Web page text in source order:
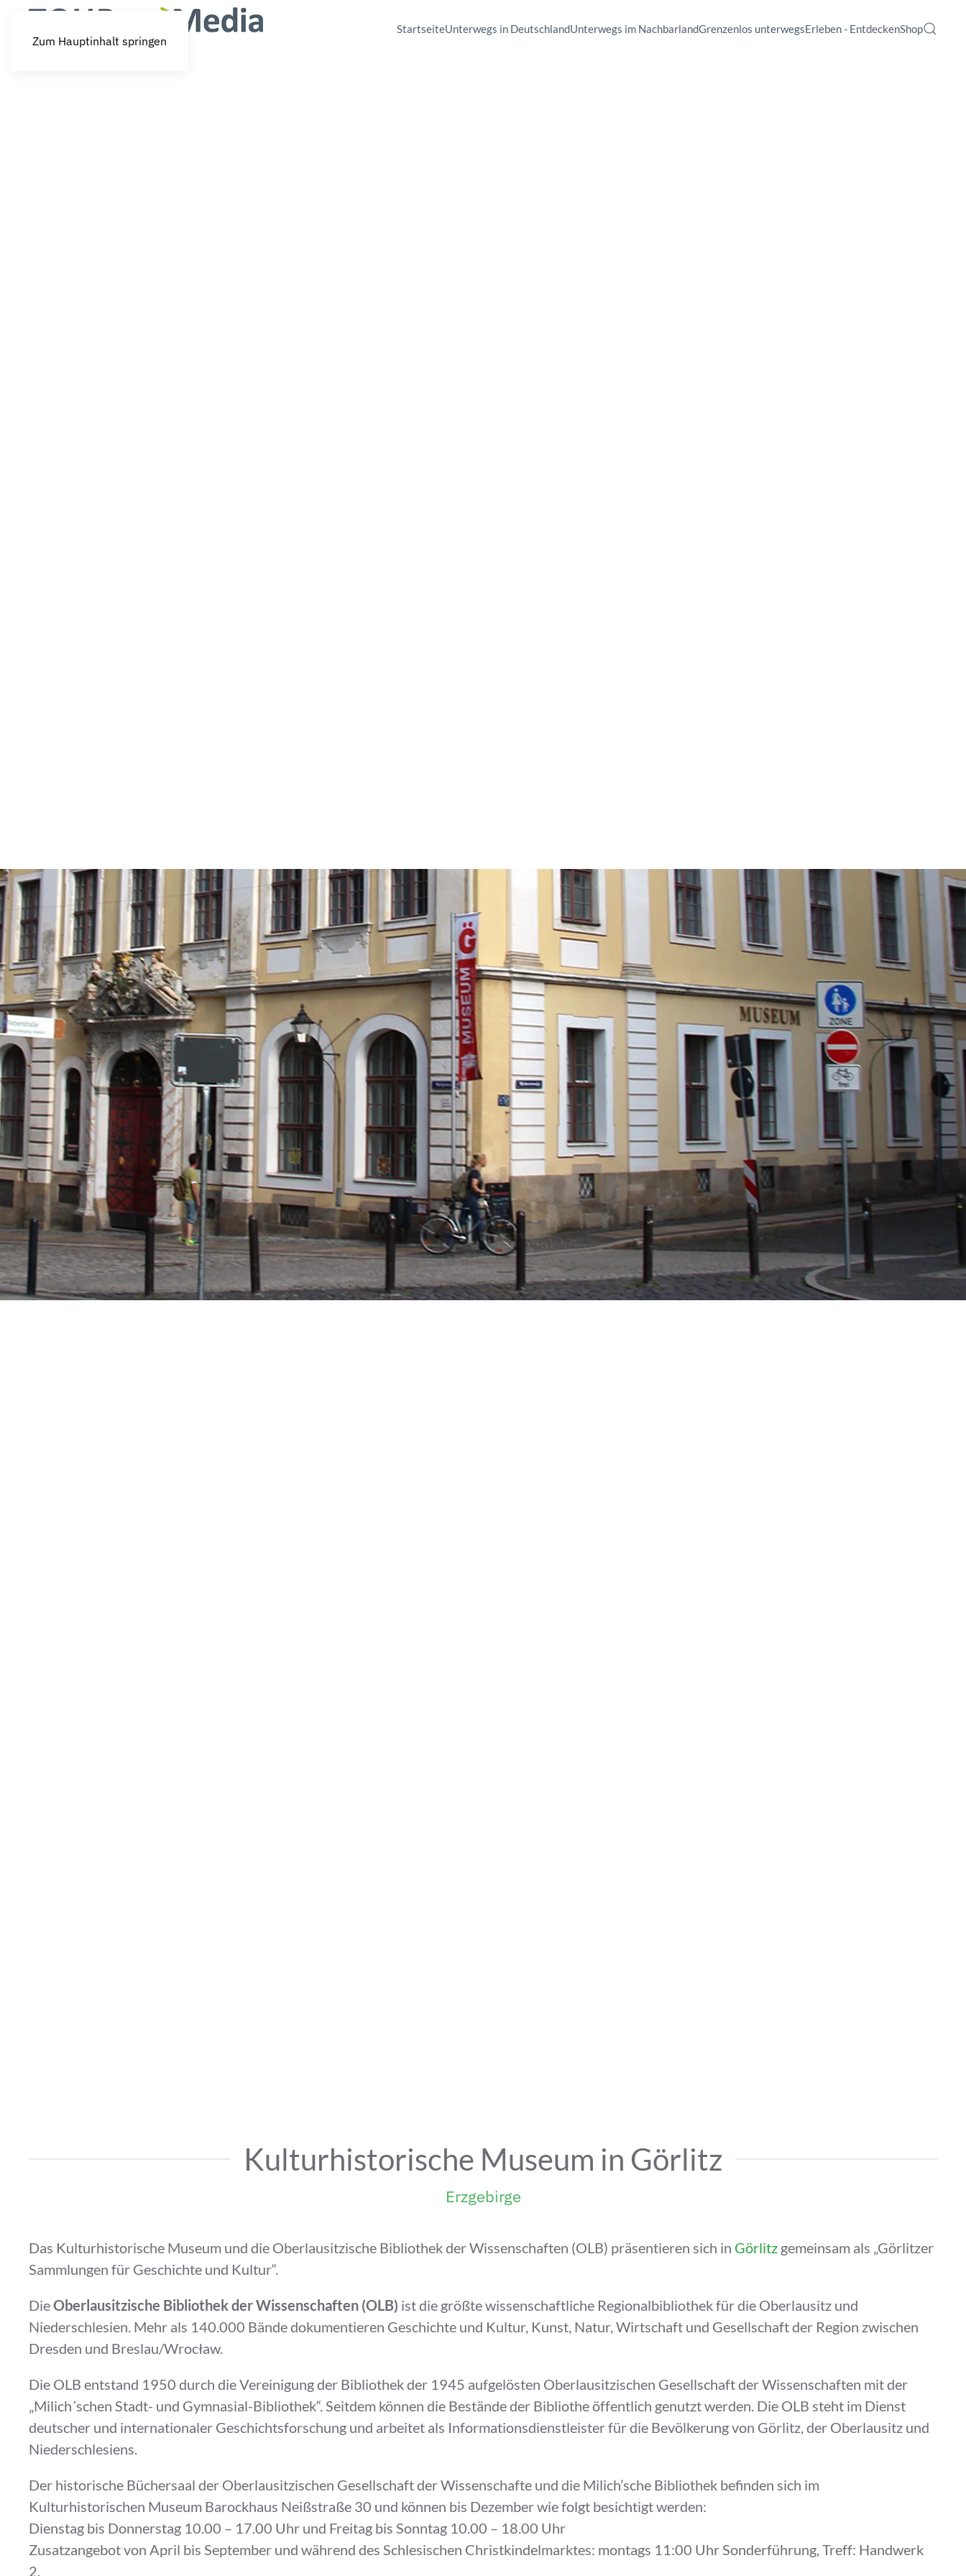
Zum Hauptinhalt springen
StartseiteUnterwegs in DeutschlandUnterwegs im NachbarlandGrenzenlos unterwegsErleben - EntdeckenShop
Kulturhistorische Museum in Görlitz
Erzgebirge
Das Kulturhistorische Museum und die Oberlausitzische Bibliothek der Wissenschaften (OLB) präsentieren sich in Görlitz gemeinsam als „Görlitzer
Sammlungen für Geschichte und Kultur“.
DieOberlausitzische Bibliothek der Wissenschaften (OLB) ist die größte wissenschaftliche Regionalbibliothek für die Oberlausitz und
Niederschlesien. Mehr als 140.000 Bände dokumentieren Geschichte und Kultur, Kunst, Natur, Wirtschaft und Gesellschaft der Region zwischen
Dresden und Breslau/Wrocław.
Die OLB entstand 1950 durch die Vereinigung der Bib­liothek der 1945 aufgelösten Oberlausitzischen Gesellschaft der Wissenschaften mit der
„Milich´schen Stadt- und Gymnasial-Bibliothek“. Seitdem können die Bestände der Bibliothe öffentlich genutzt werden. Die OLB steht im Dienst
deutscher und internationaler Geschichtsforschung und arbeitet als Informationsdienstleister für die Bevölkerung von Görlitz, der Oberlausitz und
Niederschlesiens.
Der historische Büchersaal der Oberlausitzischen Gesellschaft der Wissenschafte und die Milich’sche Bibliothek befinden sich im
Kulturhistorischen Museum Barockhaus Neißstraße 30 und können bis Dezember wie folgt besichtigt werden:
Dienstag bis Donnerstag 10.00 – 17.00 Uhr und Freitag bis Sonntag 10.00 – 18.00 Uhr
Zusatzangebot von April bis September und während des Schlesischen Christkindelmarktes: montags 11:00 Uhr Sonderführung, Treff: Handwerk
2.